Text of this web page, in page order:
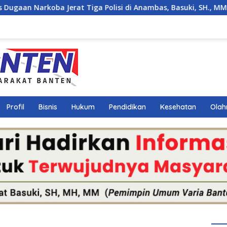
di Anambas, Basuki, SH., MM., MH. : Hukum Harus Tegak
Profil Bisnis Hukum Pendidikan Kesehatan